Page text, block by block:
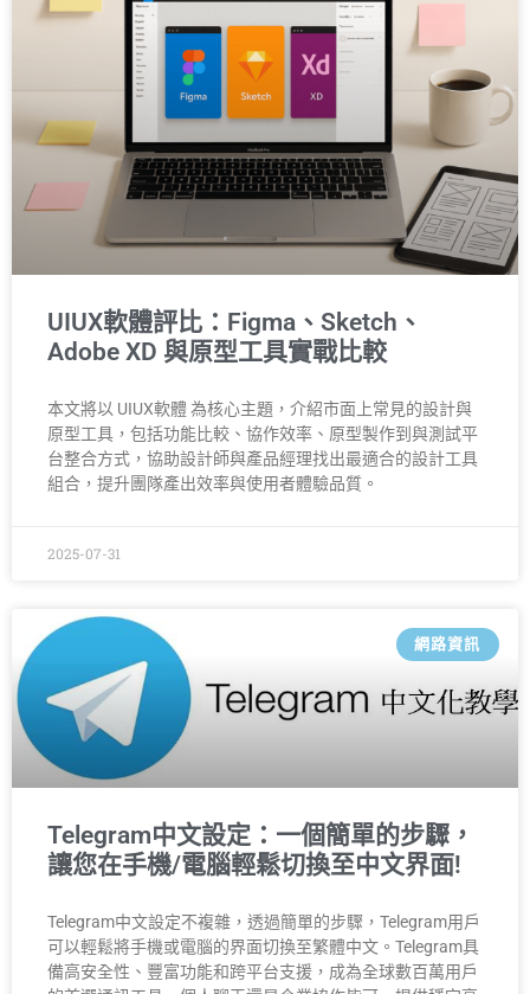
UIUX軟體評比：Figma、Sketch、
Adobe XD 與原型工具實戰比較
本文將以 UIUX軟體 為核心主題，介紹市面上常見的設計與
原型工具，包括功能比較、協作效率、原型製作到與測試平
台整合方式，協助設計師與產品經理找出最適合的設計工具
組合，提升團隊產出效率與使用者體驗品質。
2025-07-31
網路資訊
Telegram中文設定：一個簡單的步驟，
讓您在手機/電腦輕鬆切換至中文界面!
Telegram中文設定不複雜，透過簡單的步驟，Telegram用戶
可以輕鬆將手機或電腦的界面切換至繁體中文。Telegram具
備高安全性、豐富功能和跨平台支援，成為全球數百萬用戶